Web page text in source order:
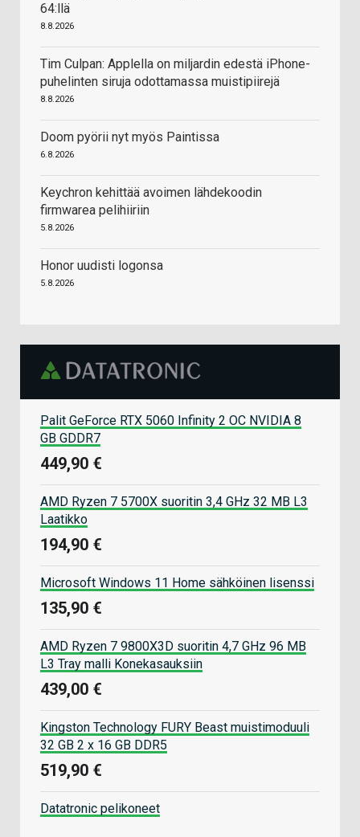
64:llä
8.8.2026
Tim Culpan: Applella on miljardin edestä iPhone-
puhelinten siruja odottamassa muistipiirejä
8.8.2026
Doom pyörii nyt myös Paintissa
6.8.2026
Keychron kehittää avoimen lähdekoodin
firmwarea pelihiiriin
5.8.2026
Honor uudisti logonsa
5.8.2026
Palit GeForce RTX 5060 Infinity 2 OC NVIDIA 8
GB GDDR7
449,90 €
AMD Ryzen 7 5700X suoritin 3,4 GHz 32 MB L3
Laatikko
194,90 €
Microsoft Windows 11 Home sähköinen lisenssi
135,90 €
AMD Ryzen 7 9800X3D suoritin 4,7 GHz 96 MB
L3 Tray malli Konekasauksiin
439,00 €
Kingston Technology FURY Beast muistimoduuli
32 GB 2 x 16 GB DDR5
519,90 €
Datatronic pelikoneet